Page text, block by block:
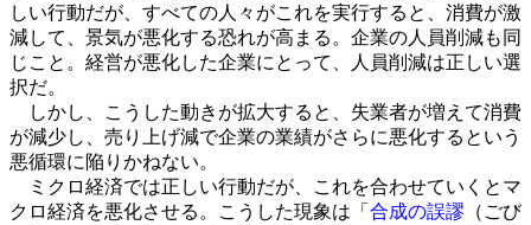
しい行動だが、すべての人々がこれを実行すると、消費が激
減して、景気が悪化する恐れが高まる。企業の人員削減も同
じこと。経営が悪化した企業にとって、人員削減は正しい選
択だ。
しかし、こうした動きが拡大すると、失業者が増えて消費
が減少し、売り上げ減で企業の業績がさらに悪化するという
悪循環に陥りかねない。
ミクロ経済では正しい行動だが、これを合わせていくとマ
クロ経済を悪化させる。こうした現象は「 合成の誤謬 （ごび